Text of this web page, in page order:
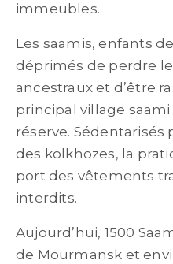
immeubles.
Les saamis, enfants
déprimés de perdre
ancestraux et d’être
principal village
réserve. Sédentarisés
des kolkhozes, la
port des vêtements
interdits.
Aujourd’hui, 1500
de Mourmansk et